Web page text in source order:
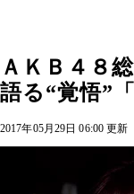
ＡＫＢ４８
語る“覚悟”
2017年05月29日 06:00 更新